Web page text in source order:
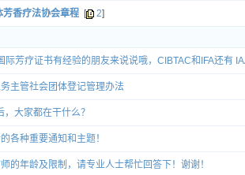
芳香疗法协会章程 [ 2]
际芳疗证书有经验的朋友来说说哦，CIBTAC和IFA还有
务主管社会团体登记管理办法
，大家都在干什么？
各种重要通知和主题！
的年龄及限制，请专业人士帮忙回答下！谢谢！